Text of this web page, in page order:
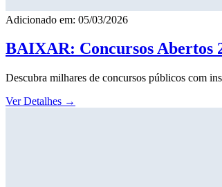
Adicionado em: 05/03/2026
BAIXAR: Concursos Abertos
Descubra milhares de concursos públicos com
Ver Detalhes →